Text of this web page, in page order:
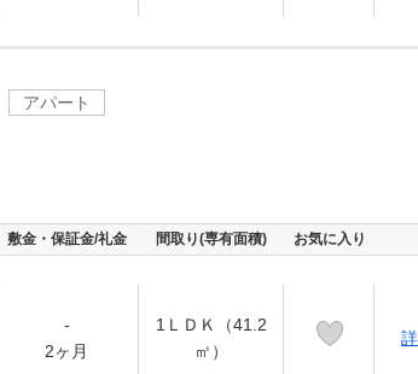
アパート
敷金・保証金/礼金 間取り(専有面積) お気に入り
-
2ヶ月
1ＬＤＫ（41.2
㎡）